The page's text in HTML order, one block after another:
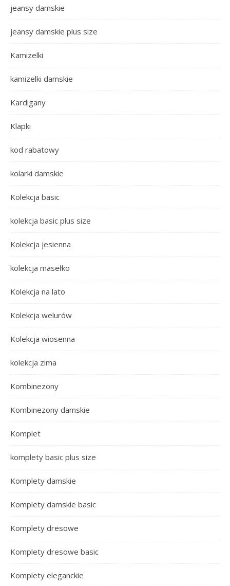
jeansy damskie
jeansy damskie plus size
Kamizelki
kamizelki damskie
Kardigany
Klapki
kod rabatowy
kolarki damskie
Kolekcja basic
kolekcja basic plus size
Kolekcja jesienna
kolekcja masełko
Kolekcja na lato
Kolekcja welurów
Kolekcja wiosenna
kolekcja zima
Kombinezony
Kombinezony damskie
Komplet
komplety basic plus size
Komplety damskie
Komplety damskie basic
Komplety dresowe
Komplety dresowe basic
Komplety eleganckie